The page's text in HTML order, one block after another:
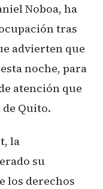
Noboa, ha
tras
advierten que
noche, para
atención que
Quito.
la
su
los derechos